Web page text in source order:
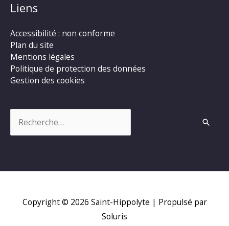
Liens
Accessibilité : non conforme
Plan du site
Mentions légales
Politique de protection des données
Gestion des cookies
Copyright © 2026 Saint-Hippolyte | Propulsé par
Soluris